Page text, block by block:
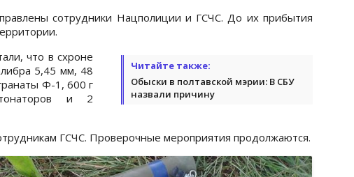
сотрудники Нацполиции и ГСЧС. До их прибытия
Читайте также:
Обыски в полтавской мэрии: В СБУ
назвали причину
что в схроне
5,45 мм, 48
Ф-1, 600 г
и 2
ГСЧС. Проверочные мероприятия продолжаются.